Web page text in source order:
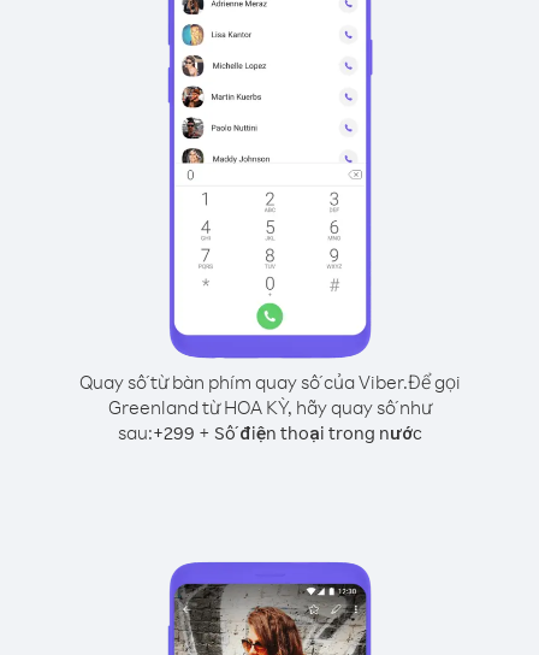
Quay số từ bàn phím quay số của Viber.Để gọi
Greenland từ HOA KỲ, hãy quay số như
sau:+299 + Số điện thoại trong nước